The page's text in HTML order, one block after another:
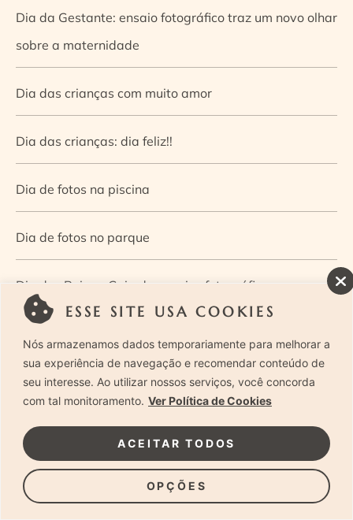
ESSE SITE USA COOKIES
Nós armazenamos dados temporariamente para melhorar a
sua experiência de navegação e recomendar conteúdo de
seu interesse. Ao utilizar nossos serviços, você concorda
com tal monitoramento. Ver Política de Cookies
OPÇÕES
ACEITAR TODOS
Dia da Gestante: ensaio fotográfico traz um novo olhar
sobre a maternidade
Dia das crianças com muito amor
Dia das crianças: dia feliz!!
Dia de fotos na piscina
Dia de fotos no parque
Dia dos Pais — Guia de ensaios fotográficos
construir a memória e a identidade da criança
Diário de uma grávida e sua pequena
Dica de especialista: como otimizar o fluxo de trabalho
no ensaio newborn?